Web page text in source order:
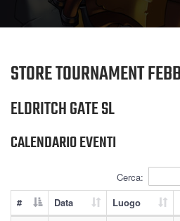
STORE TOURNAMENT
ELDRITCH GATE SL
CALENDARIO EVENTI
Cerca:
#
Data Luogo